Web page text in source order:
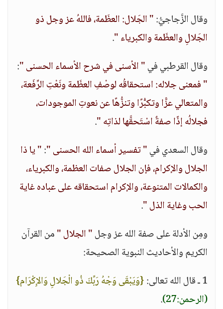
وقال الزَّجاجيُّ:" الجَلال: العظَمة، فاللهُ عز وجل ذو
الجَلالِ والعظَمة والكبرياء ".
وقال القرطبي في" الأسنى في شرح الأسماء الحسنى ":
" فمعنى جلاله: استحقاقُه لوصْفِ العظَمة ونَعْتِ الرِّفَعة،
والمتعالي عزًّا وتكبُّرًا وتنزُّهًا عن نعوتِ الموجودات،
فجلالُه إذًا صفةٌ اسْتَحقَّها لذاتِه ".
وقال السعدي في" تفسير أسماء الله الحسنى ":" يا ذا
الجلال والإكرام، فإن الجلال صفات العظمة، والكبرياء،
والكمالات المتنوعة، والإكرام استحقاقه على عباده غاية
الحب وغاية الذل ".
ومِن الأدلة على صفة الله عز وجل" الجلال "من القرآن
الكريم والأحاديث النبوية الصحيحة:
1 ـ قال الله تعالى:
{وَيَبْقَى وَجْهُ رَبِّكَ ذُو الْجَلالِ وَالإِكْرَام}
(الرحمن:27)
.